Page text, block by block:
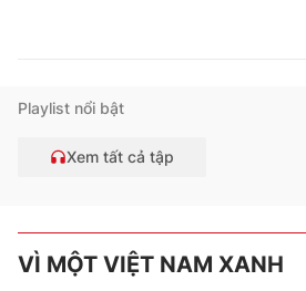
Playlist nổi bật
Xem tất cả tập
VÌ MỘT VIỆT NAM XANH